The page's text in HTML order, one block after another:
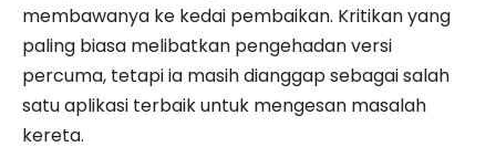
membawanya ke kedai pembaikan. Kritikan yang
paling biasa melibatkan pengehadan versi
percuma, tetapi ia masih dianggap sebagai salah
satu aplikasi terbaik untuk mengesan masalah
kereta.